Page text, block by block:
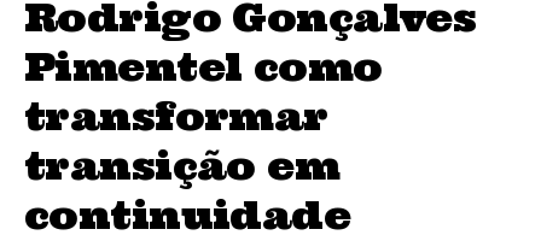
Rodrigo Gonçalves
Pimentel como
transformar
transição em
continuidade